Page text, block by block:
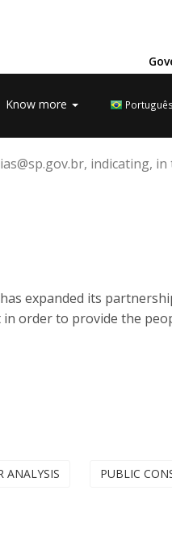
Know more Português
indicating, in
expanded its
order to provide the
ANALYSIS PUBLIC